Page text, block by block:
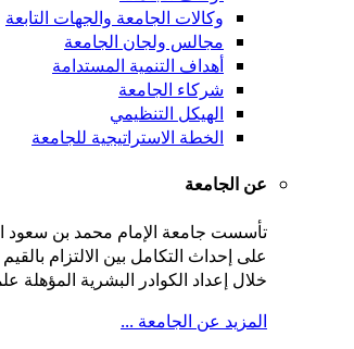
وكالات الجامعة والجهات التابعة
مجالس ولجان الجامعة
أهداف التنمية المستدامة
شركاء الجامعة
الهيكل التنظيمي
الخطة الاستراتيجية للجامعة
عن الجامعة
على إحداث التكامل بين الالتزام
خلال إعداد الكوادر البشرية المؤهلة
المزيد عن الجامعة ...